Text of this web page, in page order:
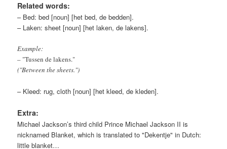
Related words:
– Bed: bed [noun] [het bed, de bedden].
– Laken: sheet [noun] [het laken, de lakens].
Example:
– "Tussen de lakens."
("Between the sheets.")
– Kleed: rug, cloth [noun] [het kleed, de kleden].
Extra:
Michael Jackson’s third child Prince Michael Jackson II is
nicknamed Blanket, which is translated to "Dekentje" in Dutch:
little blanket…